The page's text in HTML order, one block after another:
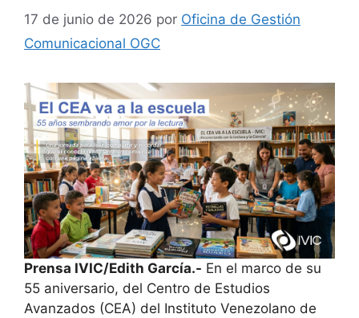
17 de junio de 2026 por Oficina de Gestión
Comunicacional OGC
Prensa IVIC/Edith García.- En el marco de su
55 aniversario, del Centro de Estudios
Avanzados (CEA) del Instituto Venezolano de